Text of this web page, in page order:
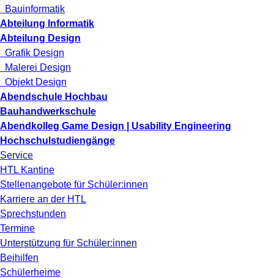
Bauinformatik
Abteilung Informatik
Abteilung Design
Grafik Design
Malerei Design
Objekt Design
Abendschule Hochbau
Bauhandwerkschule
Abendkolleg Game Design | Usability Engineering
Hochschulstudiengänge
Service
HTL Kantine
Stellenangebote für Schüler:innen
Karriere an der HTL
Sprechstunden
Termine
Unterstützung für Schüler:innen
Beihilfen
Schülerheime